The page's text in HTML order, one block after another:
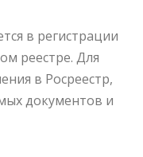
в регистрации
реестре. Для
в Росреестр,
документов и